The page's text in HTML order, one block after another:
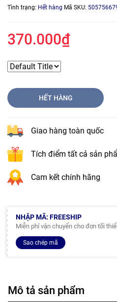
Tình trạng: Hết hàng Mã SKU:
370.000₫
HẾT HÀNG
Giao hàng toàn quốc
Tích điểm tất cả sản
Cam kết chính hãng
NHẬP MÃ: FREESHIP
Miễn phí vận chuyển cho đơn tối
Sao chép mã
Mô tả sản phẩm